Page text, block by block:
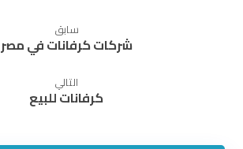
سابق
شركات كرفانات في مصر
التالي
كرفانات للبيع